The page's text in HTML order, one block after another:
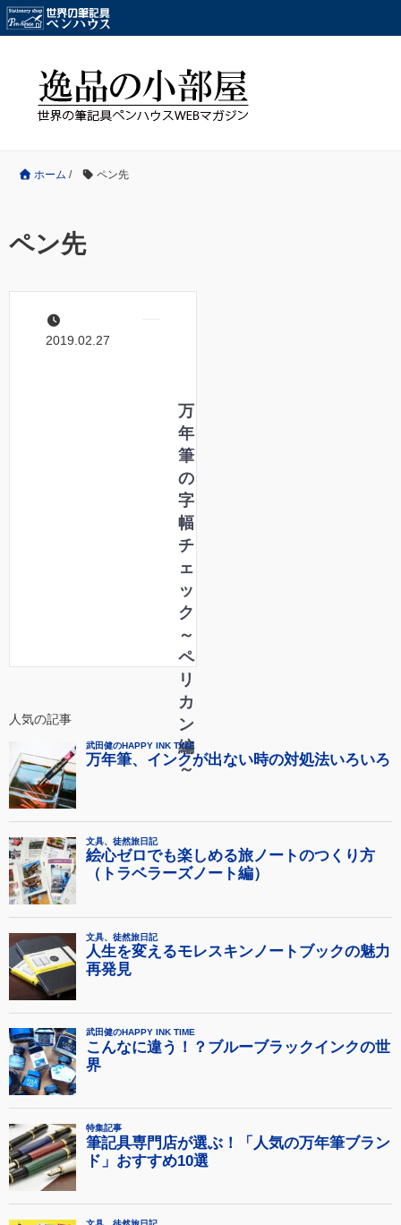
ホーム / ペン先
ペン先
2019.02.27
万
年
筆
の
字
幅
チ
ェ
ッ
ク
～
ペ
リ
カ
ン
編
～
人気の記事